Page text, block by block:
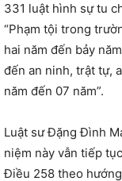
331 luật hình sự tu
“Phạm tội trong
hai năm đến bảy
đến an ninh, trật tự,
năm đến 07 năm”.
Luật sư Đặng Đình
niệm này vẫn tiếp
Điều 258 theo